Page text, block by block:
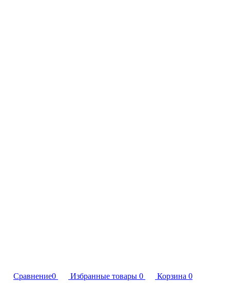
Сравнение0 Избранные товары 0 Корзина 0